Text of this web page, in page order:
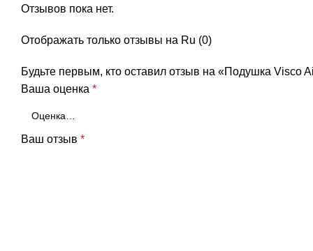
Отзывов пока нет.
Отображать только отзывы на Ru (0)
Будьте первым, кто оставил отзыв на «Подушка Visco
Ваша оценка *
Ваш отзыв *